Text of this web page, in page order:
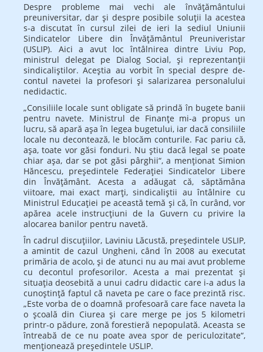
Despre probleme mai vechi ale învăţământului
preuniversitar, dar şi despre posibile soluţii la acestea
s-a discutat în cursul zilei de ieri la sediul Uniunii
Sindicatelor Libere din În­vă­ţământul Preuniveristar
(USLIP). Aici a avut loc întâlnirea dintre Liviu Pop,
ministrul delegat pe Dialog Social, şi reprezentanţii
sindicaliştilor. Aceştia au vorbit în special despre de­
contul navetei la profesori şi sala­ri­zarea personalului
nedidactic.
„Con­siliile lo­cale sunt obligate să prindă în bugete banii
pentru navete. Minis­trul de Finanţe mi-a propus un
lucru, să apară aşa în legea bugetului, iar dacă consiliile
locale nu decontează, le blocăm conturile. Fac pariu că,
aşa, toate vor găsi fonduri. Nu ştiu dacă legal se poate
chiar aşa, dar se pot găsi pârghii“, a menţionat Simion
Hăncescu, preşedintele Federaţiei Sin­dicatelor Libere
din Învăţământ. A­ces­ta a adăugat că, săptămâna
viitoare, mai exact marţi, sindicaliştii au în­tâlnire cu
Ministrul Educaţiei pe a­ceastă temă şi că, în curând, vor
apărea acele instrucţiuni de la Guvern cu privire la
alocarea banilor pentru navetă.
În cadrul discuţiilor, Laviniu Lăcustă, preşedintele USLIP,
a amintit de cazul Ungheni, când în 2008 au exe­cutat
primăria de acolo, şi de atunci nu au mai avut probleme
cu decontul profesorilor. Acesta a mai prezentat şi
situaţia deosebită a unui cadru di­dactic care i-a adus la
cunoştinţă faptul că naveta pe care o face prezintă risc.
„Este vorba de o doamnă profesoară care face naveta la
o şcoală din Ciurea şi care merge pe jos 5 kilometri
printr-o pădure, zonă forestieră nepopulată. Aceasta se
întreabă de ce nu poate avea spor de periculozitate“,
menţionează preşedintele USLIP.